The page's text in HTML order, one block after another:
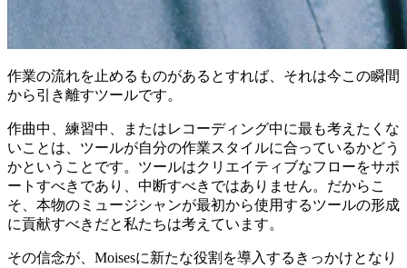
作業の流れを止めるものがあるとすれば、それは今この瞬間
から引き離すツールです。
作曲中、練習中、またはレコーディング中に最も考えたくな
いことは、ツールが自分の作業スタイルに合っているかどう
かということです。ツールはクリエイティブなフローをサポ
ートすべきであり、中断すべきではありません。だからこ
そ、本物のミュージシャンが最初から使用するツールの形成
に貢献すべきだと私たちは考えています。
その信念が、Moisesに新たな役割を導入するきっかけとなり